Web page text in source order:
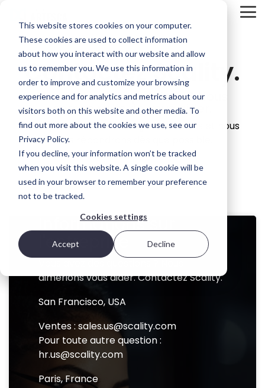
This website stores cookies on your computer.
These cookies are used to collect information
about how you interact with our website and allow
us to remember you. We use this information in
order to improve and customize your browsing
experience and for analytics and metrics about our
visitors both on this website and other media. To
find out more about the cookies we use, see our
Privacy Policy.
If you decline, your information won’t be tracked
when you visit this website. A single cookie will be
used in your browser to remember your preference
not to be tracked.
Cookies settings
Accept Decline
main
content.
Présentation
du
produit
ARTESCA
est la
solution de
stockage
objet de
Scality axée
en priorité
sur la
sauvegarde,
conçue
pour les
qui
nécessitent
une
de classe
sans la
classe
entreprise.
Options
de
déploiement
Chaque
environnement
informatique
est différent.
pourquoi
ARTESCA
vous offre le
choix — des
déploiements
exclusivement
logiciels
aux
appliances
entièrement
intégrées.
Options de déploiement
Hardware Appliance
L'ADN
de
Scality
Qu'est-ce
qui rend
Scality
particulièrement
relever les
défis liés
aux
données à
Scality
attire les
meilleurs
talents et
les plus
déterminés
à façonner
Chief
Analyst at
how
ARTESCA+
Veeam
performs in
Contactez Scality.
Vous avez des questions ? Nous
serons ravis de vous aider.
Envoyez-nous un message ci-dessous et nous
vous répondrons dès que possible.
Informations sur
l'entreprise
aimerions vous aider. Contactez Scality.
San Francisco, USA
Ventes : sales.us@scality.com
Pour toute autre question :
hr.us@scality.com
Paris, France